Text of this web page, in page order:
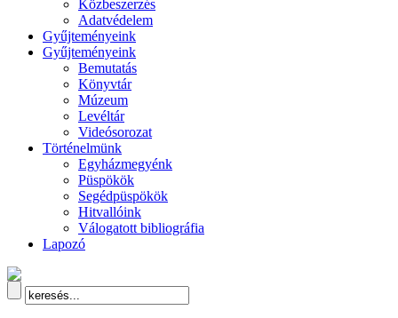
Közbeszerzés
Adatvédelem
Gyűjteményeink
Gyűjteményeink
Bemutatás
Könyvtár
Múzeum
Levéltár
Videósorozat
Történelmünk
Egyházmegyénk
Püspökök
Segédpüspökök
Hitvallóink
Válogatott bibliográfia
Lapozó